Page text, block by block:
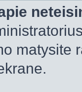
matysite